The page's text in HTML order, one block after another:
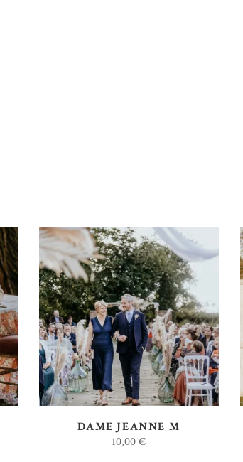
AJOUTER AU DEVIS
DAME JEANNE M
10,00€